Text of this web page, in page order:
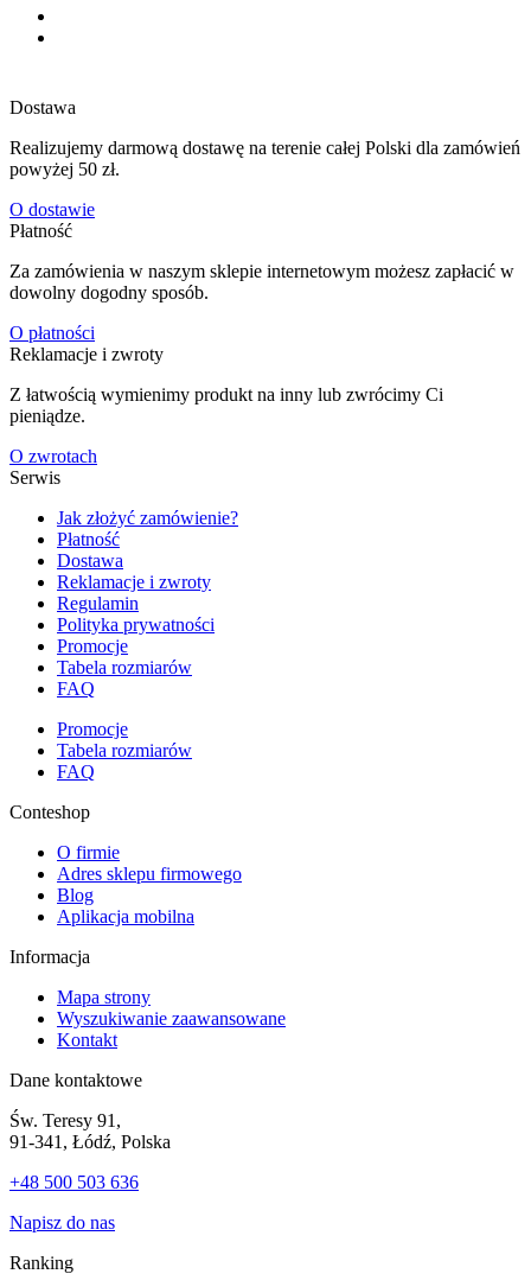
Dostawa
Realizujemy darmową dostawę na terenie całej Polski dla zamówień
powyżej 50 zł.
O dostawie
Płatność
Za zamówienia w naszym sklepie internetowym możesz zapłacić w
dowolny dogodny sposób.
O płatności
Reklamacje i zwroty
Z łatwością wymienimy produkt na inny lub zwrócimy Ci
pieniądze.
O zwrotach
Serwis
Jak złożyć zamówienie?
Płatność
Dostawa
Reklamacje i zwroty
Regulamin
Polityka prywatności
Promocje
Tabela rozmiarów
FAQ
Promocje
Tabela rozmiarów
FAQ
Conteshop
O firmie
Adres sklepu firmowego
Blog
Aplikacja mobilna
Informacja
Mapa strony
Wyszukiwanie zaawansowane
Kontakt
Dane kontaktowe
Św. Teresy 91,
91-341, Łódź, Polska
+48 500 503 636
Napisz do nas
Ranking